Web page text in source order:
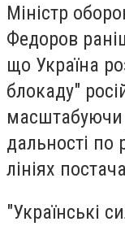
Міністр
Федоров
що Україна
блокаду"
масштабуючи
дальності по
лініях
"Українські